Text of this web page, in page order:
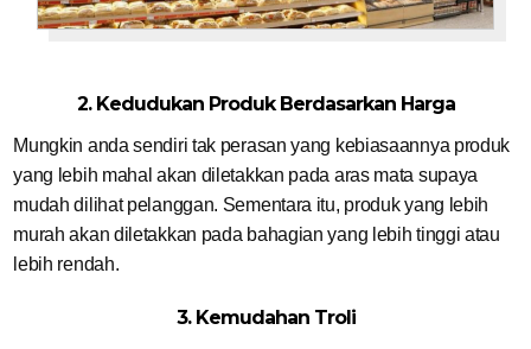
2. Kedudukan Produk Berdasarkan Harga
Mungkin anda sendiri tak perasan yang kebiasaannya produk
yang lebih mahal akan diletakkan pada aras mata supaya
mudah dilihat pelanggan. Sementara itu, produk yang lebih
murah akan diletakkan pada bahagian yang lebih tinggi atau
lebih rendah.
3. Kemudahan Troli